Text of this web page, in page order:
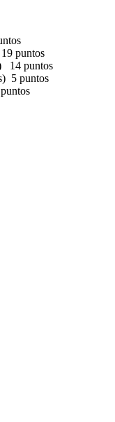
puntos
14 puntos
5 puntos